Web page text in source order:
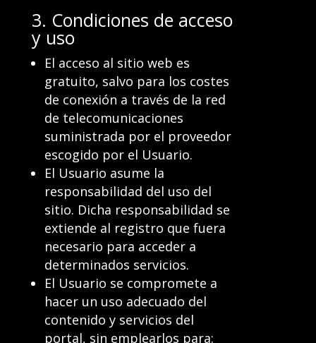
3. Condiciones de acceso
y uso
El acceso al sitio web es
gratuito, salvo para los costes
de conexión a través de la red
de telecomunicaciones
suministrada por el proveedor
escogido por el Usuario.
El Usuario asume la
responsabilidad del uso del
sitio. Dicha responsabilidad se
extiende al registro que fuera
necesario para acceder a
determinados servicios.
El Usuario se compromete a
hacer un uso adecuado del
contenido y servicios del
portal, sin emplearlos para: